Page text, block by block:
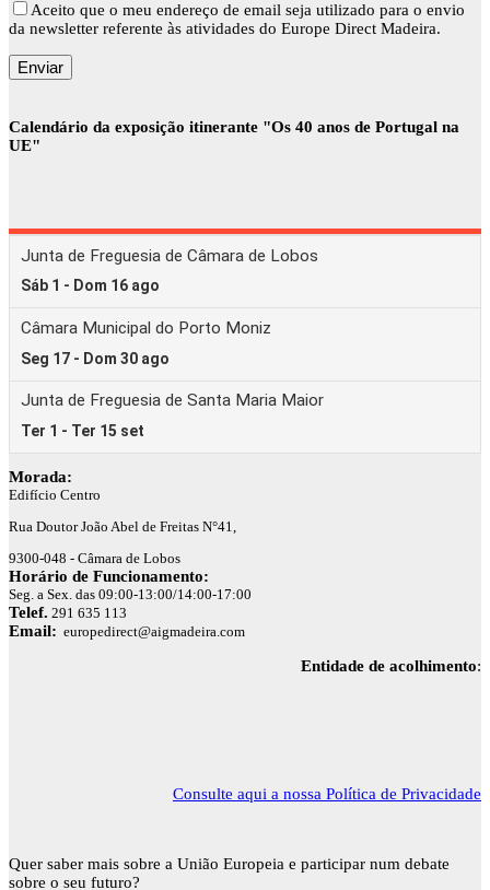
Aceito que o meu endereço de email seja utilizado para o envio
da newsletter referente às atividades do Europe Direct Madeira.
Calendário da exposição itinerante "Os 40 anos de Portugal na
UE"
Morada:
Edifício Centro
Rua Doutor João Abel de Freitas N°41,
9300-048 - Câmara de Lobos
Horário de Funcionamento:
Seg. a Sex. das 09:00-13:00/14:00-17:00
Telef. 291 635 113
Email: europedirect@aigmadeira.com
Entidade de acolhimento:
Consulte aqui a nossa Política de Privacidade
Quer saber mais sobre a União Europeia e participar num debate
sobre o seu futuro?